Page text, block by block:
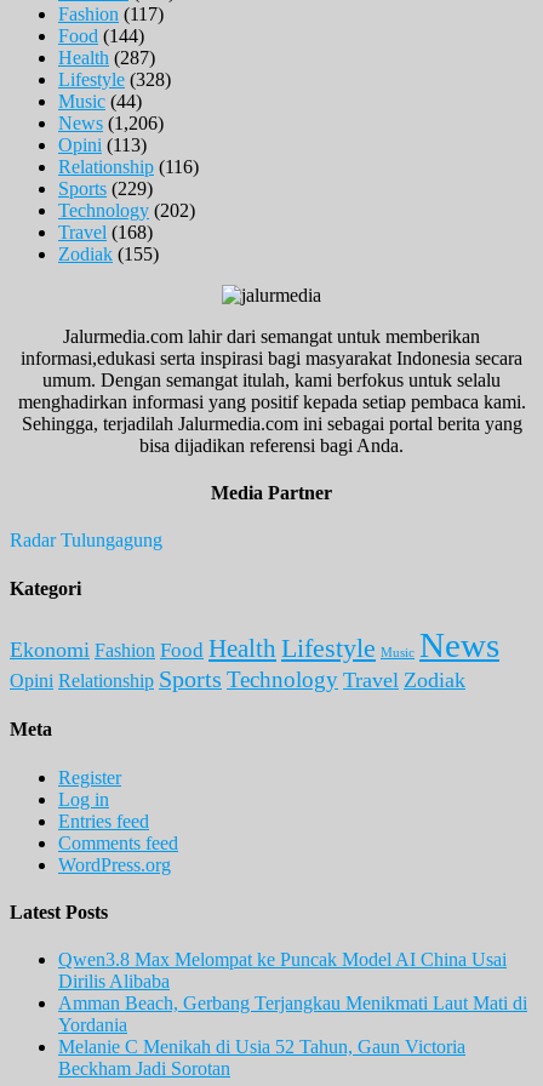
Fashion (117)
Food (144)
Health (287)
Lifestyle (328)
Music (44)
News (1,206)
Opini (113)
Relationship (116)
Sports (229)
Technology (202)
Travel (168)
Zodiak (155)
Jalurmedia.com lahir dari semangat untuk memberikan
informasi,edukasi serta inspirasi bagi masyarakat Indonesia secara
umum. Dengan semangat itulah, kami berfokus untuk selalu
menghadirkan informasi yang positif kepada setiap pembaca kami.
Sehingga, terjadilah Jalurmedia.com ini sebagai portal berita yang
bisa dijadikan referensi bagi Anda.
Media Partner
Radar Tulungagung
Kategori
Ekonomi Fashion Food Health Lifestyle Music News
Opini Relationship Sports Technology Travel Zodiak
Meta
Register
Log in
Entries feed
Comments feed
WordPress.org
Latest Posts
Qwen3.8 Max Melompat ke Puncak Model AI China Usai
Dirilis Alibaba
Amman Beach, Gerbang Terjangkau Menikmati Laut Mati di
Yordania
Melanie C Menikah di Usia 52 Tahun, Gaun Victoria
Beckham Jadi Sorotan